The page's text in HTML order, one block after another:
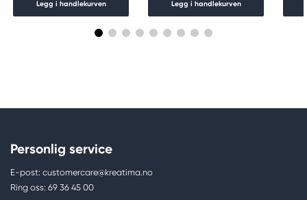
Legg i handlekurven Legg i handlekurven
Personlig service
E-post: customercare@kreatima.no
Ring oss: 69 36 45 00